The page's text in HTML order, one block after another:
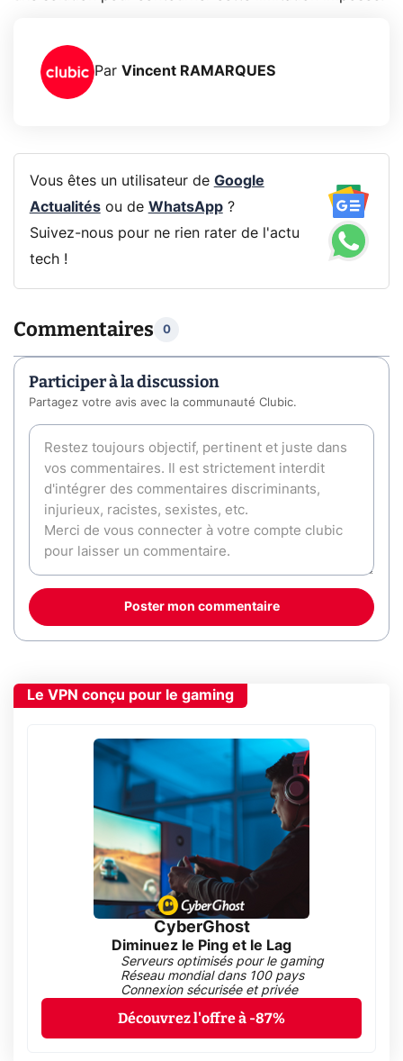
Par Vincent RAMARQUES
Vous êtes un utilisateur de Google
Actualitésou de WhatsApp?
Suivez-nous pour ne rien rater de l'actu
tech !
Commentaires 0
Participer à la discussion
Partagez votre avis avec la communauté Clubic.
Poster mon commentaire
Le VPN conçu pour le gaming
CyberGhost
Diminuez le Ping et le Lag
Serveurs optimisés pour le gaming
Réseau mondial dans 100 pays
Connexion sécurisée et privée
Découvrez l'offre à -87%